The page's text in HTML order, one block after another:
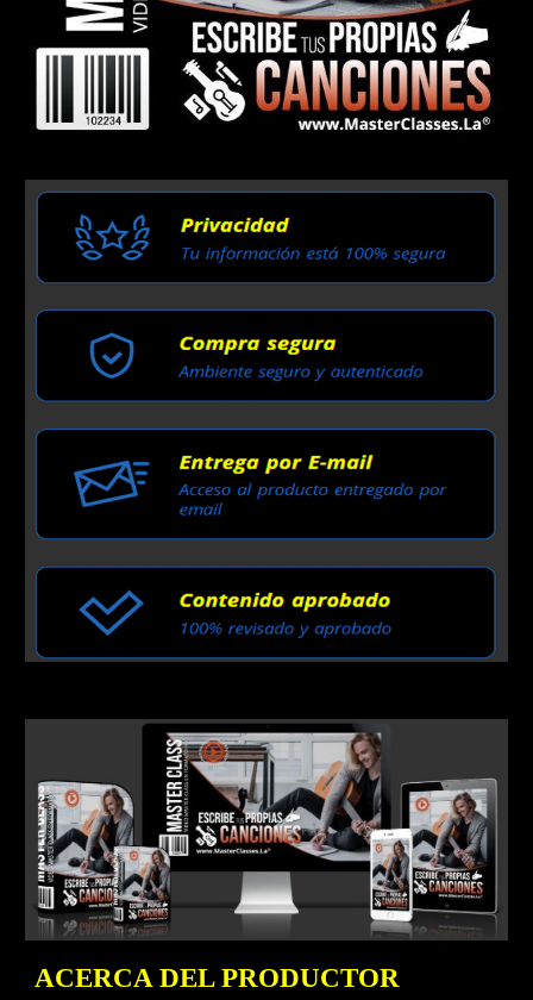
ACERCA DEL PRODUCTOR